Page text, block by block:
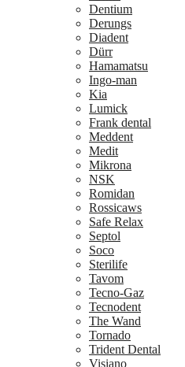
Dentium
Derungs
Diadent
Dürr
Hamamatsu
Ingo-man
Kia
Lumick
Frank dental
Meddent
Medit
Mikrona
NSK
Romidan
Rossicaws
Safe Relax
Septol
Soco
Sterilife
Tavom
Tecno-Gaz
Tecnodent
The Wand
Tornado
Trident Dental
Visiano